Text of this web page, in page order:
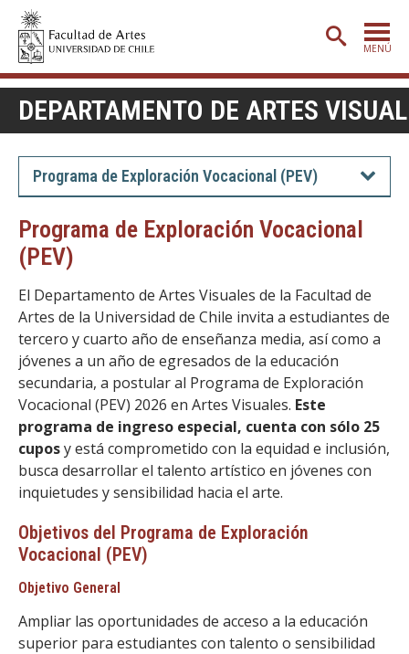
MENÚ
PORTADA
ADMISIÓN
ETAPA BÁSICA
CARRERAS
POSTGRADO
CREACIÓNE INVESTIGACIÓN
BIBLIOTECA
DEPARTAMENTOS
FACULTAD
Estudiantes
Académicas/os
Funcionarias/os
Egresadas/os
DEPARTAMENTO DE ARTES
Programa de Exploración Vocacional (PEV)
Programa de Exploración Vocacional
(PEV)
El Departamento de Artes Visuales de la Facultad de
Artes de la Universidad de Chile invita a estudiantes de
tercero y cuarto año de enseñanza media, así como a
jóvenes a un año de egresados de la educación
secundaria, a postular al Programa de Exploración
Vocacional (PEV) 2026 en Artes Visuales. Este
programa de ingreso especial, cuenta con sólo 25
cuposy está comprometido con la equidad e inclusión,
busca desarrollar el talento artístico en jóvenes con
inquietudes y sensibilidad hacia el arte.
Objetivos del Programa de Exploración
Vocacional (PEV)
Objetivo General
Ampliar las oportunidades de acceso a la educación
superior para estudiantes con talento o sensibilidad